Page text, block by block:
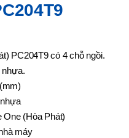
PC204T9 có 4 chỗ ngồi.
nhựa.
One (Hòa Phát)
máy